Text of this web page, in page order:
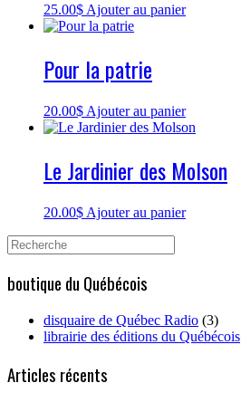
25.00$ Ajouter au panier
Pour la patrie
20.00$ Ajouter au panier
Le Jardinier des Molson
20.00$ Ajouter au panier
Search
for:
boutique du Québécois
disquaire de Québec Radio (3)
librairie des éditions du Québécois
Articles récents